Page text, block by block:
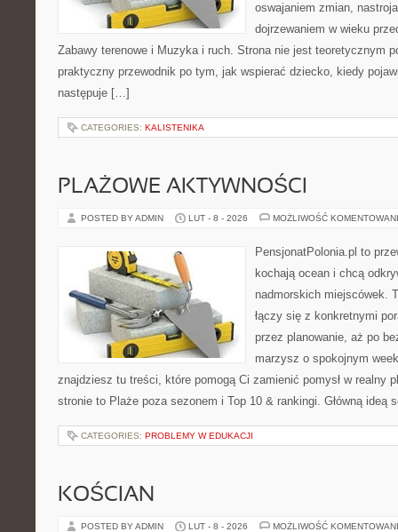
oswajaniem zmian,
dojrzewaniem w wieku
Zabawy terenowe i Muzyka i ruch. Strona nie jest teoretycznym
praktyczny przewodnik po tym, jak wspierać dziecko, kiedy
następuje […]
CATEGORIES: KALISTENIKA
PLAŻOWE AKTYWNOŚCI
POSTED BY ADMIN LUT - 8 - 2026 MOŻLIWOŚĆ
PensjonatPolonia.pl to
kochają ocean i chcą
nadmorskich miejscówek.
łączy się z konkretnymi
przez planowanie, aż po
marzysz o spokojnym
znajdziesz tu treści, które pomogą Ci zamienić pomysł w realny
stronie to Plaże poza sezonem i Top 10 & rankingi. Główną ideą
CATEGORIES: PROBLEMY W EDUKACJI
KOŚCIAN
POSTED BY ADMIN LUT - 8 - 2026 MOŻLIWOŚĆ